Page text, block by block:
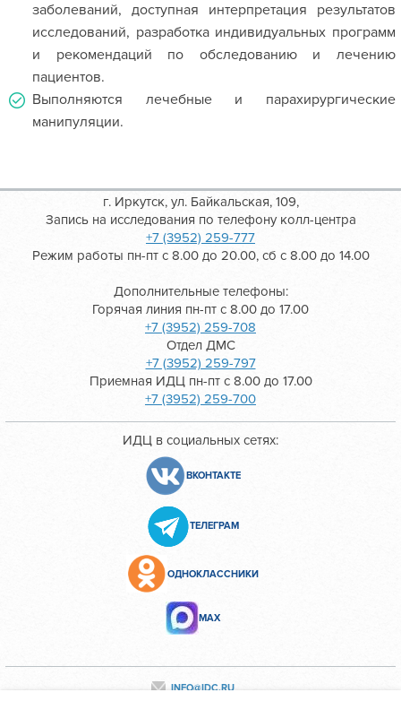
заболеваний, доступная интерпретация результатов
исследований, разработка индивидуальных программ
и рекомендаций по обследованию и лечению
пациентов.
Выполняются лечебные и парахирургические
манипуляции.
г. Иркутск, ул. Байкальская, 109,
Запись на исследования по телефону колл-центра
+7 (3952) 259-777
Режим работы пн-пт с 8.00 до 20.00, сб с 8.00 до 14.00
Дополнительные телефоны:
Горячая линия пн-пт с 8.00 до 17.00
+7 (3952) 259-708
Отдел ДМС
+7 (3952) 259-797
Приемная ИДЦ пн-пт с 8.00 до 17.00
+7 (3952) 259-700
ИДЦ в социальных сетях:
ВКОНТАКТЕ
ТЕЛЕГРАМ
ОДНОКЛАССНИКИ
МАХ
INFO@IDC.RU